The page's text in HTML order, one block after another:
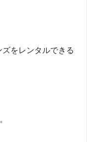
をレンタルできる